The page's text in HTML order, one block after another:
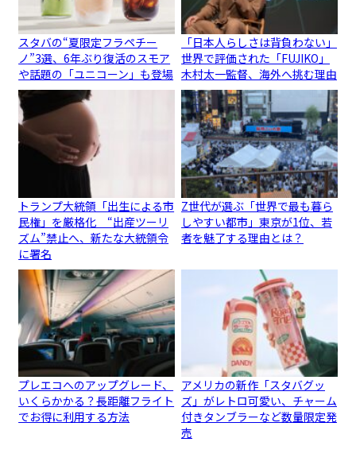
スタバの“夏限定フラペチー
ノ”3選、6年ぶり復活のスモア
や話題の「ユニコーン」も登場
「日本人らしさは背負わない」
世界で評価された「FUJIKO」
木村太一監督、海外へ挑む理由
トランプ大統領「出生による市
民権」を厳格化 “出産ツーリ
ズム”禁止へ、新たな大統領令
に署名
Z世代が選ぶ「世界で最も暮ら
しやすい都市」東京が1位、若
者を魅了する理由とは？
プレエコへのアップグレード、
いくらかかる？長距離フライト
でお得に利用する方法
アメリカの新作「スタバグッ
ズ」がレトロ可愛い、チャーム
付きタンブラーなど数量限定発
売